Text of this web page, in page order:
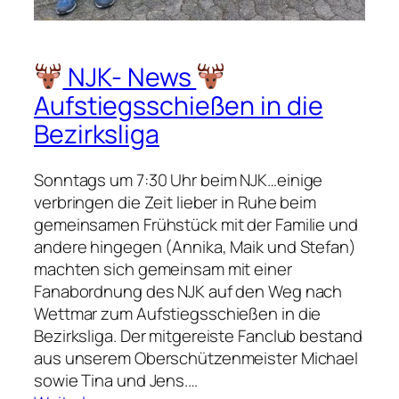
r
a
i
n
i
n
g
?
NJK- News
Aufstiegsschießen in die
Bezirksliga
Sonntags um 7:30 Uhr beim NJK…einige
verbringen die Zeit lieber in Ruhe beim
gemeinsamen Frühstück mit der Familie und
andere hingegen (Annika, Maik und Stefan)
machten sich gemeinsam mit einer
Fanabordnung des NJK auf den Weg nach
Wettmar zum Aufstiegsschießen in die
Bezirksliga. Der mitgereiste Fanclub bestand
aus unserem Oberschützenmeister Michael
sowie Tina und Jens.…